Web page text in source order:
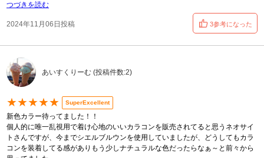
つづきを読む
2024年11月06日投稿 3参考になった
あいすくりーむ (投稿件数:2)
★★★★★ SuperExcellent
新色カラー待ってました！！
個人的に唯一乱視用で着け心地のいいカラコンを販売されてると思うネオサイ
トさんですが、今までシエルブルウンを使用していましたが、どうしてもカラ
コンを装着してる感がありもう少しナチュラルな色だったらなぁ～と前々から